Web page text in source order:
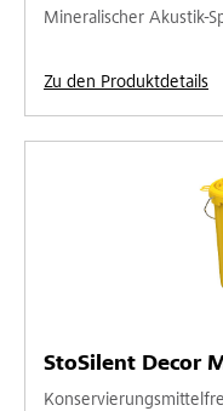
Mineralischer Akustik-
Zu den Produktdetails
StoSilent Decor